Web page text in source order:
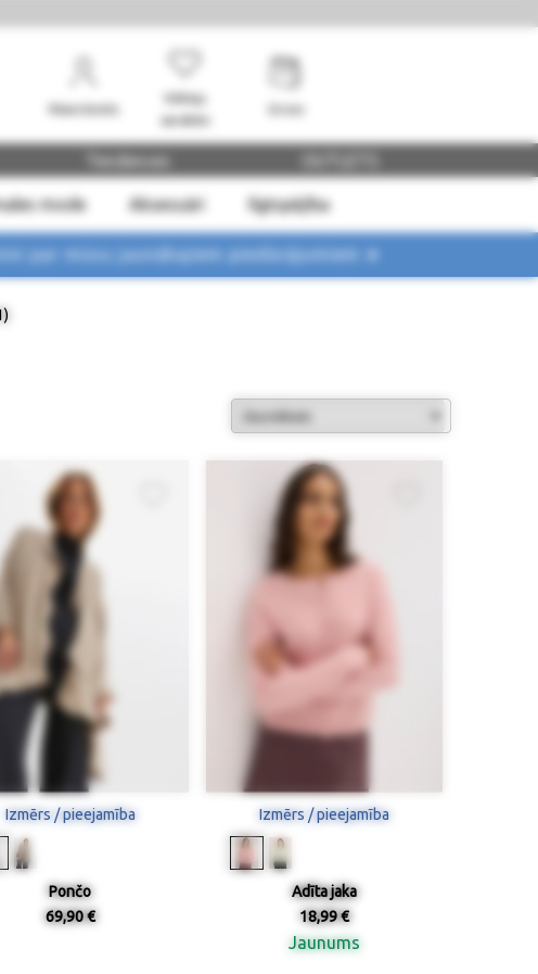
Mans konts
Vēlmju
saraksts
mode Aksesuāri Ilgtspējība
Tendences
par mūsu jaunākajiem piedāvājumiem ➤
Izmērs / pieejamība
Pončo
69,90 €
Izmērs / pieejamība
Adīta jaka
18,99 €
Jaunums